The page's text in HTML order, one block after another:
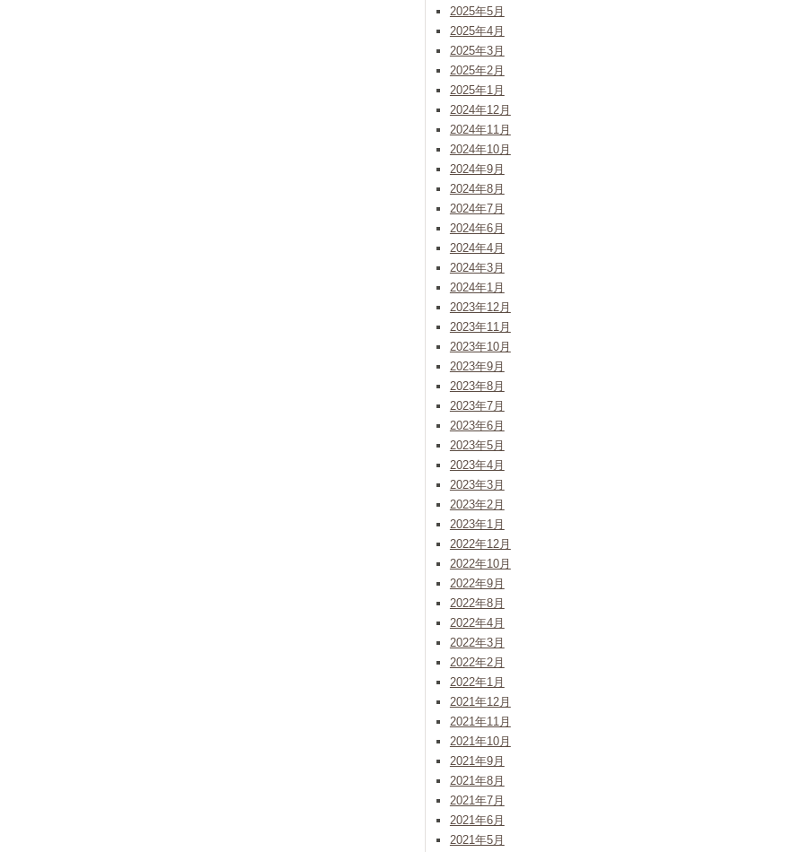
2025年5月
2025年4月
2025年3月
2025年2月
2025年1月
2024年12月
2024年11月
2024年10月
2024年9月
2024年8月
2024年7月
2024年6月
2024年4月
2024年3月
2024年1月
2023年12月
2023年11月
2023年10月
2023年9月
2023年8月
2023年7月
2023年6月
2023年5月
2023年4月
2023年3月
2023年2月
2023年1月
2022年12月
2022年10月
2022年9月
2022年8月
2022年4月
2022年3月
2022年2月
2022年1月
2021年12月
2021年11月
2021年10月
2021年9月
2021年8月
2021年7月
2021年6月
2021年5月